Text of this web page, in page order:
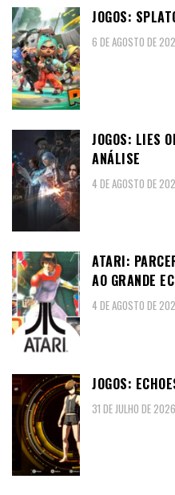
JOGOS:
6 DE AGOSTO DE
JOGOS: LIES
ANÁLISE
4 DE AGOSTO DE
ATARI:
AO GRANDE
4 DE AGOSTO DE
JOGOS:
31 DE JULHO DE 2026